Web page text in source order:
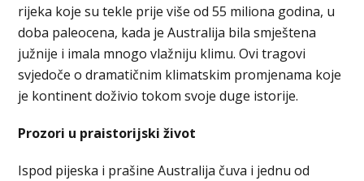
rijeka koje su tekle prije više od 55 miliona godina, u
doba paleocena, kada je Australija bila smještena
južnije i imala mnogo vlažniju klimu. Ovi tragovi
svjedoče o dramatičnim klimatskim promjenama koje
je kontinent doživio tokom svoje duge istorije.
Prozori u praistorijski život
Ispod pijeska i prašine Australija čuva i jednu od